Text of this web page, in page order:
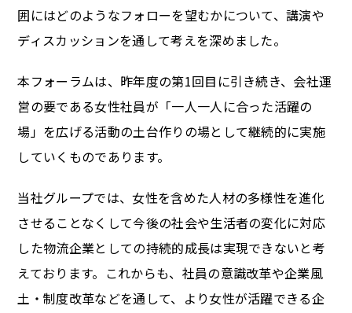
囲にはどのようなフォローを望むかについて、講演や
ディスカッションを通して考えを深めました。
本フォーラムは、昨年度の第1回目に引き続き、会社運
営の要である女性社員が「一人一人に合った活躍の
場」を広げる活動の土台作りの場として継続的に実施
していくものであります。
当社グループでは、女性を含めた人材の多様性を進化
させることなくして今後の社会や生活者の変化に対応
した物流企業としての持続的成長は実現できないと考
えております。これからも、社員の意識改革や企業風
土・制度改革などを通して、より女性が活躍できる企